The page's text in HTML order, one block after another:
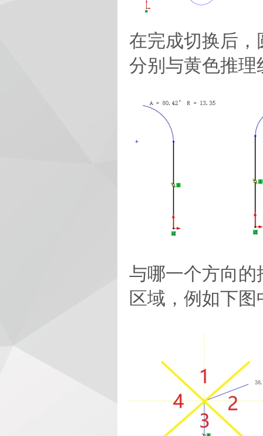
在完成切换后
分别与黄色推
与哪一个方向的
区域，例如下图